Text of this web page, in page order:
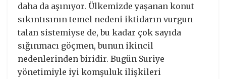
daha da aşınıyor. Ülkemizde yaşanan konut
sıkıntısının temel nedeni iktidarın vurgun
talan sistemiyse de, bu kadar çok sayıda
sığınmacı göçmen, bunun ikincil
nedenlerinden biridir. Bugün Suriye
yönetimiyle iyi komşuluk ilişkileri